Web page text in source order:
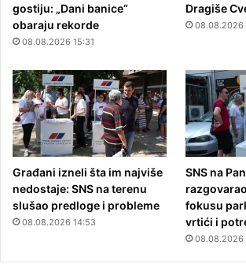
gostiju: „Dani banice“
obaraju rekorde
08.08.2026 15:31
Dragiše
08.08.2026
Građani izneli šta im najviše
nedostaje: SNS na terenu
slušao predloge i probleme
08.08.2026 14:53
SNS na
fokusu
vrtići i
08.08.2026